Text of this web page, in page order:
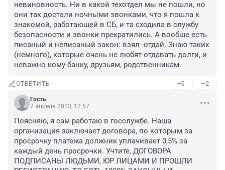
невиновность. Ни в какой техотдел мы не пошли, но
они так достали ночными звонками, что я пошла к
знакомой, работающей в СБ, и та сходила в службу
безопасности и звонки прекратились. А вообще есть
писаный и неписаный закон: взял -отдай. Знаю таких
(немного), которые очень не любят отдавать долги, и
неважно кому-банку, друзьям, родственникам.
ОТВЕТИТЬ +5 –2
Гость
7 апреля 2013, 12:57
Поясняю, я сам работаю в госслужбе. Наша
организация заключает договора, по которым за
просрочку платежа должник уплачивает 0,5% за
каждый день просрочки. Учтите, ДОГОВОРА
ПОДПИСАНЫ ЛЮДЬМИ, ЮР ЛИЦАМИ И ПРОШЛИ